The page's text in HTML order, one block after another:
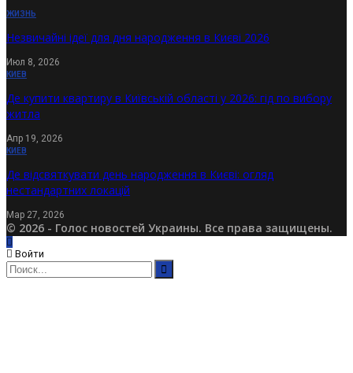
ЖИЗНЬ
Незвичайні ідеї для дня народження в Києві 2026
Июл 8, 2026
КИЕВ
Де купити квартиру в Київській області у 2026: гід по вибору
житла
Апр 19, 2026
КИЕВ
Де відсвяткувати день народження в Києві: огляд
нестандартних локацій
Мар 27, 2026
© 2026 - Голос новостей Украины. Все права защищены.
Войти